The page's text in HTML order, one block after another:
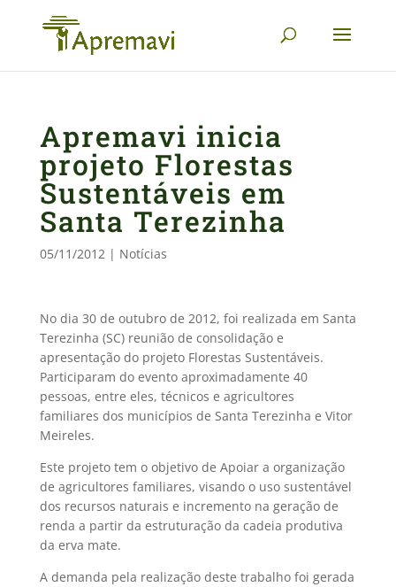
Apremavi inicia
projeto Florestas
Sustentáveis em
Santa Terezinha
05/11/2012| Notícias
No dia 30 de outubro de 2012, foi realizada em Santa
Terezinha (SC) reunião de consolidação e
apresentação do projeto Florestas Sustentáveis.
Participaram do evento aproximadamente 40
pessoas, entre eles, técnicos e agricultores
familiares dos municípios de Santa Terezinha e Vitor
Meireles.
Este projeto tem o objetivo de Apoiar a organização
de agricultores familiares, visando o uso sustentável
dos recursos naturais e incremento na geração de
renda a partir da estruturação da cadeia produtiva
da erva mate.
A demanda pela realização deste trabalho foi gerada